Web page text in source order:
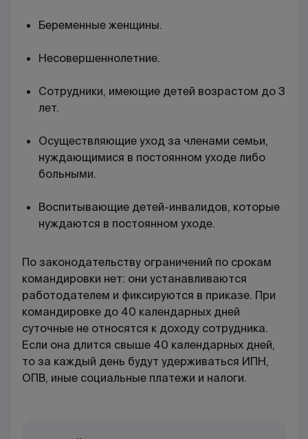
Беременные женщины.
Несовершеннолетние.
Сотрудники, имеющие детей возрастом до 3
лет.
Осуществляющие уход за членами семьи,
нуждающимися в постоянном уходе либо
больными.
Воспитывающие детей-инвалидов, которые
нуждаются в постоянном уходе.
По законодательству ограничений по срокам
командировки нет: они устанавливаются
работодателем и фиксируются в приказе. При
командировке до 40 календарных дней
суточные не относятся к доходу сотрудника.
Если она длится свыше 40 календарных дней,
то за каждый день будут удерживаться ИПН,
ОПВ, иные социальные платежи и налоги.